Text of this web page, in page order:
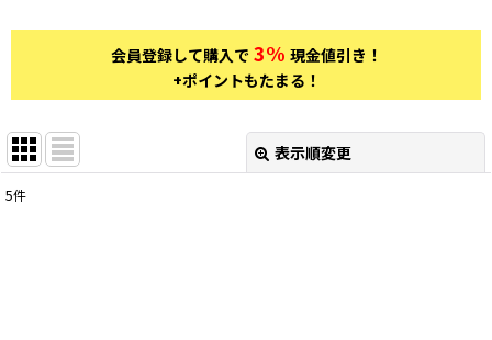
会員登録して購入で 3% 現金値引き！
+ポイントもたまる！
表示順変更
5件